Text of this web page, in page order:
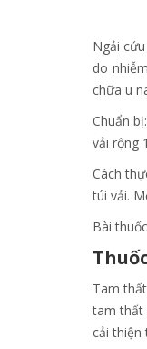
Ngải
do
chữa u
Chuẩn
vải rộng
Cách
túi vải.
Bài
Tam
tam thất
cải thiện